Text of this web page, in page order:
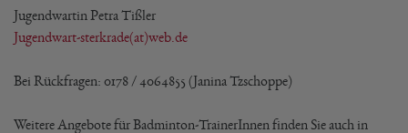
Jugendwartin Petra Tißler
Jugendwart-sterkrade(at)web.de
Bei Rückfragen: 0178 / 4064855 (Janina Tzschoppe)
Weitere Angebote für Badminton-TrainerInnen finden Sie auch in